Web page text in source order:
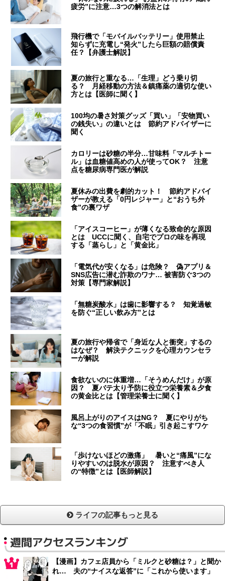
疲労”に注意…3つの解消法とは
飛行機で「モバイルバッテリー」使用禁止
知らずに充電し“発火”したら巨額の賠償責
任？【弁護士解説】
夏の旅行と重なる…「生理」どう乗り切
る？ 月経移動の方法＆鎮痛薬の適切な使い
方とは【医師に聞く】
100均の暑さ対策グッズ「買い」「安物買い
の銭失い」の違いとは 節約アドバイザーに
聞く
カロリーは砂糖の半分…甘味料「マルチトー
ル」は血糖値高めの人が使ってOK？ 注意
点を糖尿病専門医が解説
夏休みの出費を劇的カット！ 節約アドバイ
ザーが教える「0円レジャー」と“おうち外
食”の裏ワザ
「アイスコーヒー」が薄くなる致命的な原因
とは UCCに聞く、自宅でプロの味を再現
する「蒸らし」と「黄金比」
「電気代が安くなる」は危険？ 偽アプリ＆
SNS広告に潜む詐欺のワナ… 被害防ぐ3つの
対策【専門家解説】
「無糖炭酸水」は歯に影響する？ 知覚過敏
を防ぐ“正しい飲み方”とは
夏の旅行や帰省で「身近な人と衝突」するの
はなぜ？ 解決テクニックを心理カウンセラ
ーが解説
食欲ないのに体重増…「そうめんだけ」が原
因？ 夏バテ太り予防に役立つ栄養素＆夕食
の黄金比とは【管理栄養士に聞く】
風呂上がりのアイスはNG？ 夏にやりがち
な“3つの食習慣”が「不眠」引き起こすワケ
「歩けないほどの激痛」 暑いと“痛風”にな
りやすいのは脱水が原因？ 注意すべき人
の“特徴”とは【医師解説】
ライフの記事もっと見る
週間アクセスランキング
【漫画】カフェ店員から「ミルクと砂糖は？」と聞か
れ… 夫の“ナイスな返答”に「これから使います」